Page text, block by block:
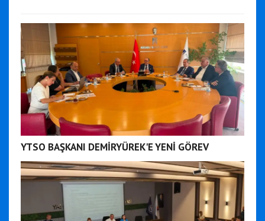
YTSO BAŞKANI DEMİRYÜREK'E YENİ GÖREV